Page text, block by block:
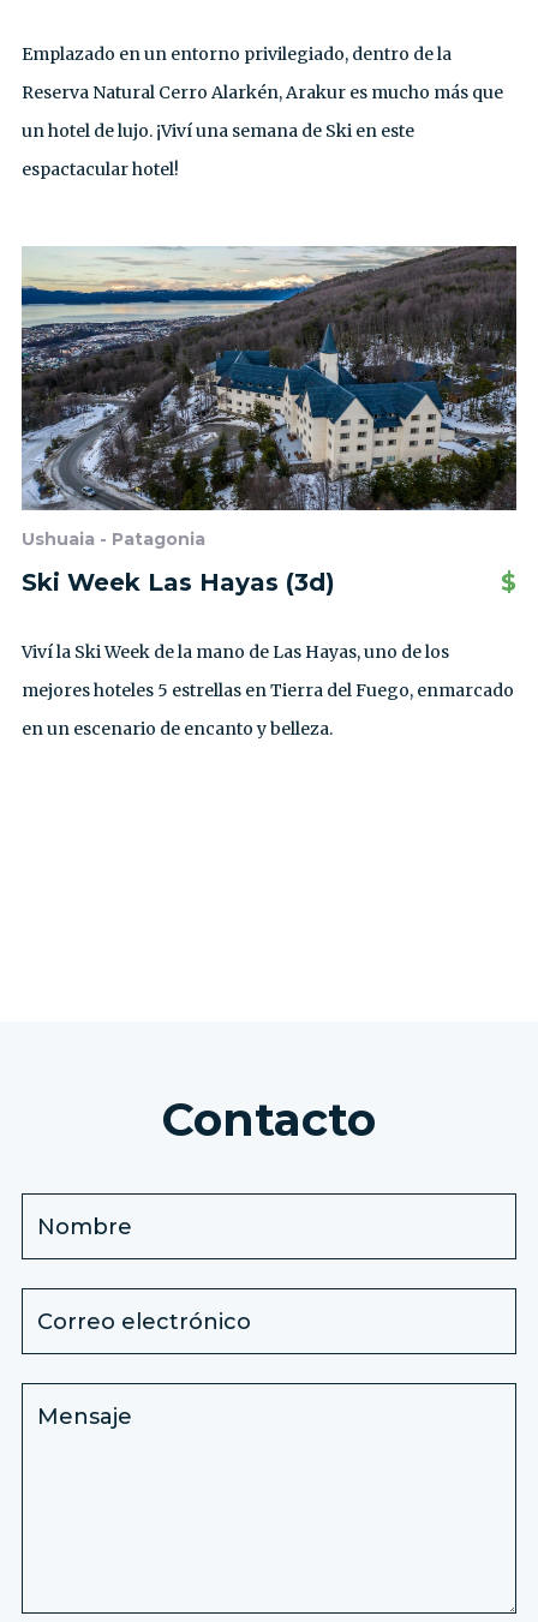
Emplazado en un entorno privilegiado, dentro de la
Reserva Natural Cerro Alarkén, Arakur es mucho más que
un hotel de lujo. ¡Viví una semana de Ski en este
espactacular hotel!
Ushuaia - Patagonia
Ski Week Las Hayas (3d) $
Viví la Ski Week de la mano de Las Hayas, uno de los
mejores hoteles 5 estrellas en Tierra del Fuego, enmarcado
en un escenario de encanto y belleza.
Contacto